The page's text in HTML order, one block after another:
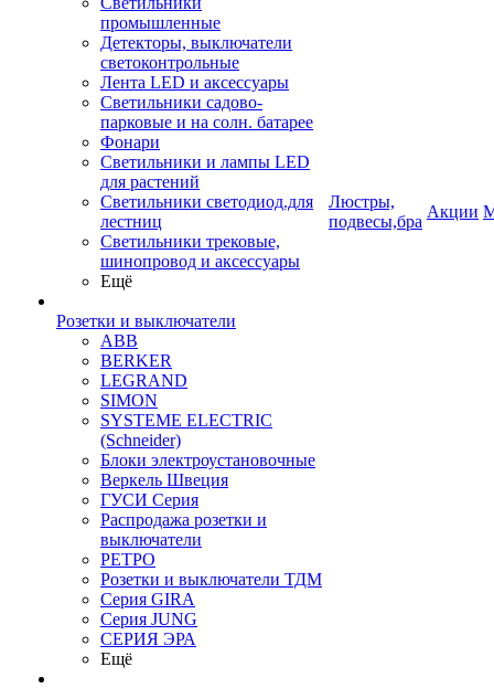
промышленные
Детекторы, выключатели
светоконтрольные
Лента LED и аксессуары
Светильники садово-
парковые и на солн. батарее
Фонари
Светильники и лампы LED
для растений
Светильники светодиод.для
лестниц
Светильники трековые,
шинопровод и аксессуары
Ещё
Розетки и выключатели
ABB
BERKER
LEGRAND
SIMON
SYSTEME ELECTRIC
(Schneider)
Блоки электроустановочные
Веркель Швеция
ГУСИ Серия
Распродажа розетки и
выключатели
РЕТРО
Розетки и выключатели ТДМ
Серия GIRA
Серия JUNG
СЕРИЯ ЭРА
Ещё
Люстры,
подвесы,бра
Акции